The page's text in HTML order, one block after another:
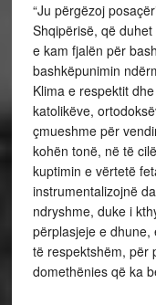
“Ju përgëzoj
Shqipërisë, që
e kam fjalën për
bashkëpunimin
Klima e respektit
katolikëve,
çmueshme për
kohën tonë, në të
kuptimin e vërtetë
instrumentalizojnë
ndryshme, duke i
përplasjeje e
të respektshëm, për
domethënies që ka